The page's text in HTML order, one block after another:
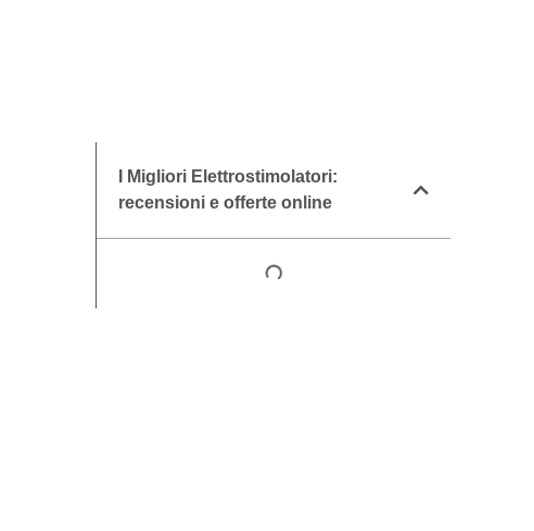
I Migliori Elettrostimolatori:
recensioni e offerte online